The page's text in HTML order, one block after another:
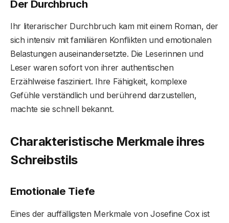
Der Durchbruch
Ihr literarischer Durchbruch kam mit einem Roman, der
sich intensiv mit familiären Konflikten und emotionalen
Belastungen auseinandersetzte. Die Leserinnen und
Leser waren sofort von ihrer authentischen
Erzählweise fasziniert. Ihre Fähigkeit, komplexe
Gefühle verständlich und berührend darzustellen,
machte sie schnell bekannt.
Charakteristische Merkmale ihres
Schreibstils
Emotionale Tiefe
Eines der auffälligsten Merkmale von Josefine Cox ist